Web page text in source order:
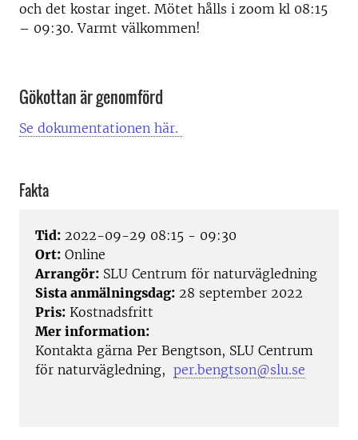
och det kostar inget. Mötet hålls i zoom kl 08:15
– 09:30. Varmt välkommen!
Gökottan är genomförd
Se dokumentationen här.
Fakta
Tid: 2022-09-29 08:15 - 09:30
Ort: Online
Arrangör: SLU Centrum för naturvägledning
Sista anmälningsdag: 28 september 2022
Pris: Kostnadsfritt
Mer information:
Kontakta gärna Per Bengtson, SLU Centrum
för naturvägledning, per.bengtson@slu.se